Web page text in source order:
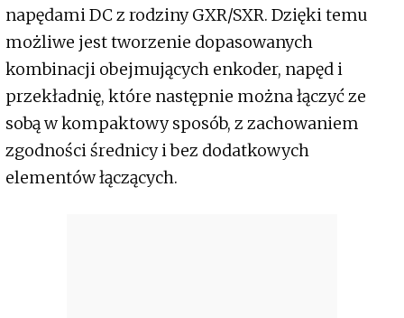
napędami DC z rodziny GXR/SXR. Dzięki temu
możliwe jest tworzenie dopasowanych
kombinacji obejmujących enkoder, napęd i
przekładnię, które następnie można łączyć ze
sobą w kompaktowy sposób, z zachowaniem
zgodności średnicy i bez dodatkowych
elementów łączących.